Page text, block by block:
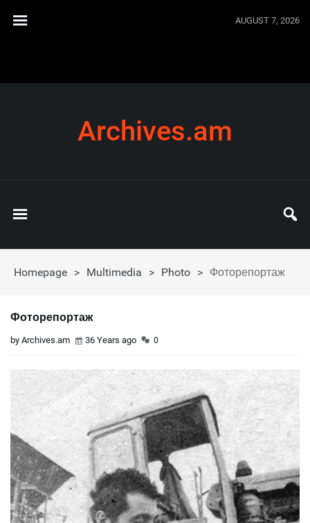
AUGUST 7, 2026
Archives.am
Homepage > Multimedia > Photo > Фоторепортаж
Фоторепортаж
by Archives.am 36 Years ago 0